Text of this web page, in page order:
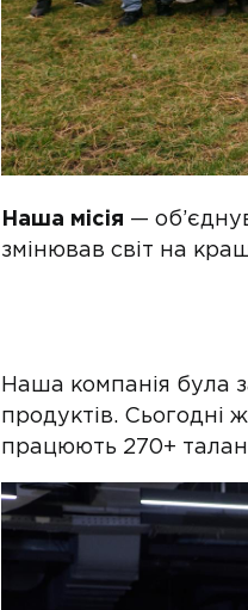
Наша місія —
змінював світ на
Наша компанія була
продуктів. Сьогодні
працюють 270+